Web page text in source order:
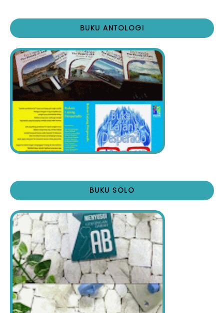
BUKU ANTOLOGI
BUKU SOLO